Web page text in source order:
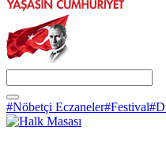
#Nöbetçi Eczaneler#Festival